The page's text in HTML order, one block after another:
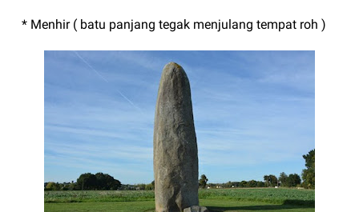
* Menhir ( batu panjang tegak menjulang tempat roh )